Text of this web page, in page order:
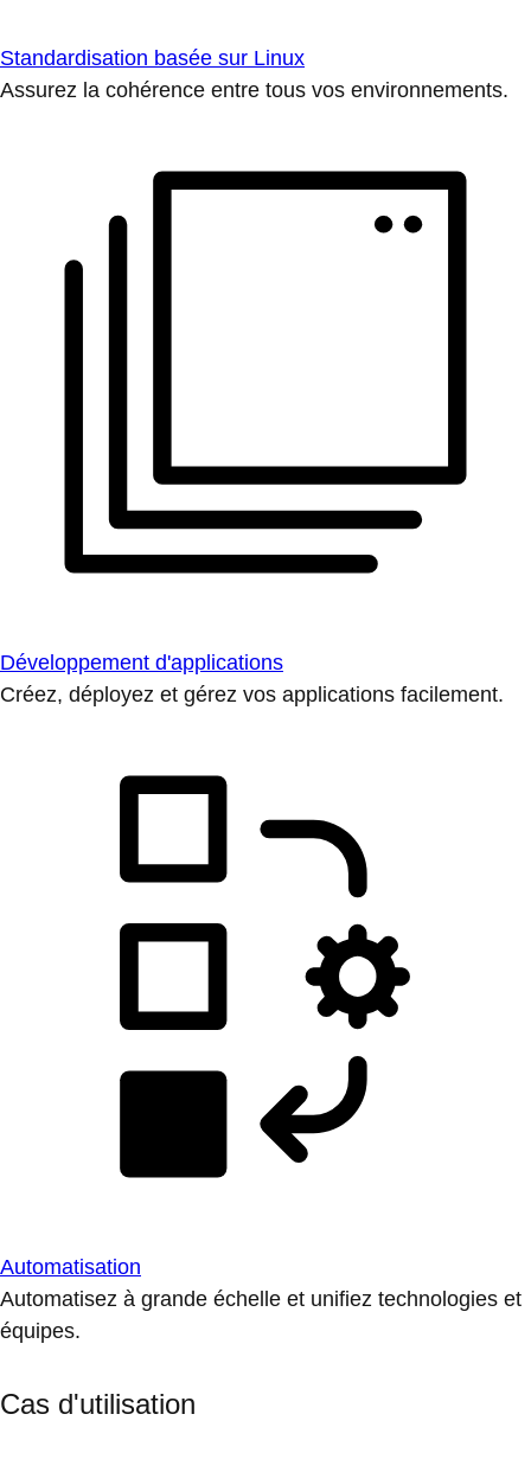
Standardisation basée sur Linux
Assurez la cohérence entre tous vos environnements.
Développement d'applications
Créez, déployez et gérez vos applications facilement.
Automatisation
Automatisez à grande échelle et unifiez technologies et
équipes.
Cas d'utilisation